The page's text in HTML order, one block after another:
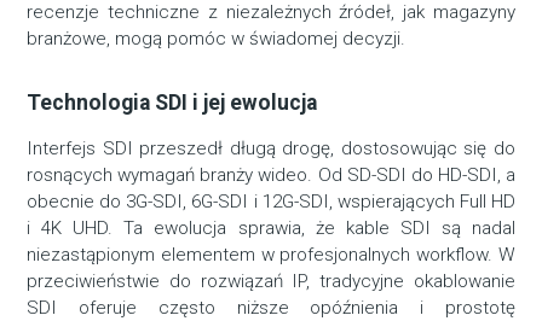
recenzje techniczne z niezależnych źródeł, jak magazyny
branżowe, mogą pomóc w świadomej decyzji.
Technologia SDI i jej ewolucja
Interfejs SDI przeszedł długą drogę, dostosowując się do
rosnących wymagań branży wideo. Od SD-SDI do HD-SDI, a
obecnie do 3G-SDI, 6G-SDI i 12G-SDI, wspierających Full HD
i 4K UHD. Ta ewolucja sprawia, że kable SDI są nadal
niezastąpionym elementem w profesjonalnych workflow. W
przeciwieństwie do rozwiązań IP, tradycyjne okablowanie
SDI oferuje często niższe opóźnienia i prostotę